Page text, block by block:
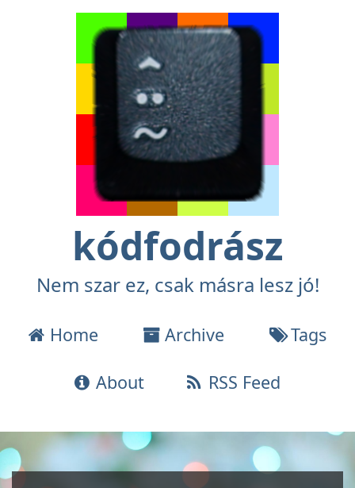
kódfodrász
Nem szar ez, csak másra lesz jó!
Home Archive Tags
About RSS Feed